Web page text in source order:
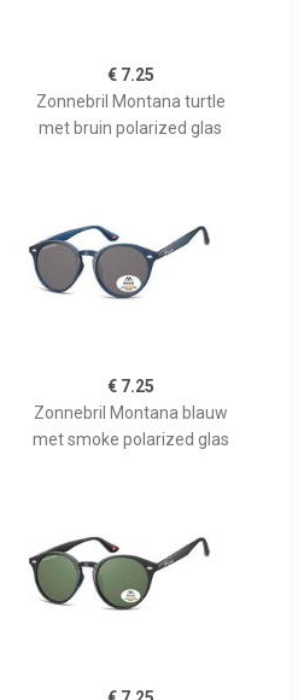
€ 7.25
Zonnebril Montana turtle
met bruin polarized glas
€ 7.25
Zonnebril Montana blauw
met smoke polarized glas